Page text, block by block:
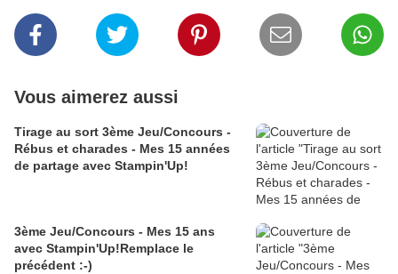
Vous aimerez aussi
Tirage au sort 3ème Jeu/Concours -
Rébus et charades - Mes 15 années
de partage avec Stampin'Up!
3ème Jeu/Concours - Mes 15 ans
avec Stampin'Up!Remplace le
précédent :-)